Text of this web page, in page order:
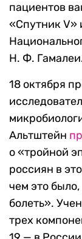
пациентов
«Спутник V»
Н. Ф.
18 октября
Альтштейн
о «тройной
россиян в
чем это
болеть».
трех